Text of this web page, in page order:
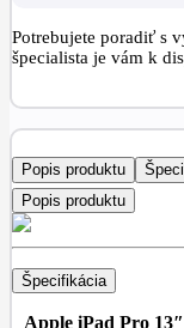
Potrebujete poradiť s
špecialista je vám k
Popis produktu
Popis produktu
Špecifikácia
Apple iPad Pro